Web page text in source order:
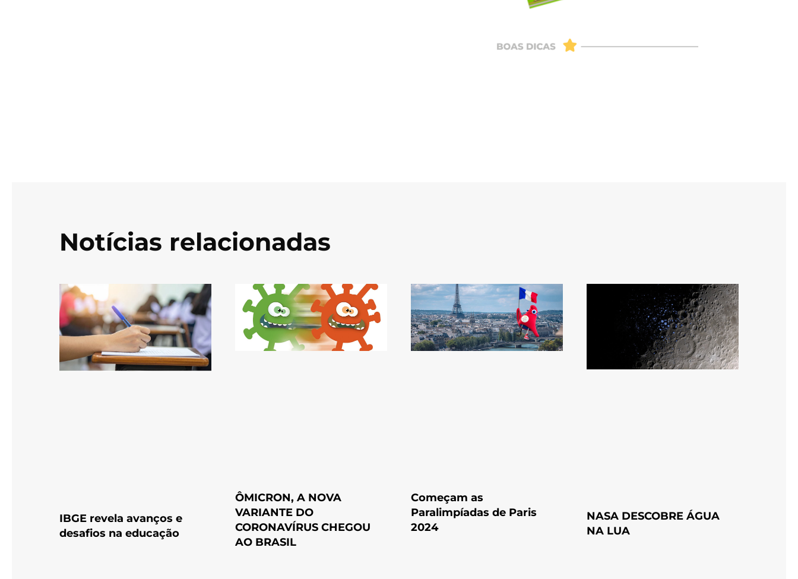
Notícias relacionadas
IBGE revela avanços e
desafios na educação
ÔMICRON, A NOVA
VARIANTE DO
CORONAVÍRUS CHEGOU
AO BRASIL
Começam as
Paralimpíadas de Paris
2024
NASA DESCOBRE ÁGUA
NA LUA